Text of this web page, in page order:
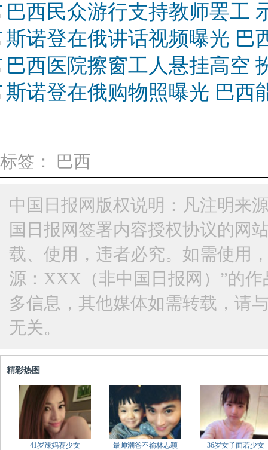
巴西民众游行支持教师罢工
斯诺登在俄讲话视频曝光 巴
巴西医院擦窗工人悬挂高空
斯诺登在俄购物照曝光 巴西
标签： 巴西
中国日报网版权说明：凡注明来
国日报网签署内容授权协议的网
载、使用，违者必究。如需使用
源：XXX（非中国日报网）”的
多信息，其他媒体如需转载，请
无关。
精彩热图
41岁辣妈赛少女 最帅潮爸不输林志颖 36岁女子面若少女